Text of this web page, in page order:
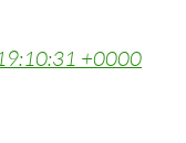
+0000